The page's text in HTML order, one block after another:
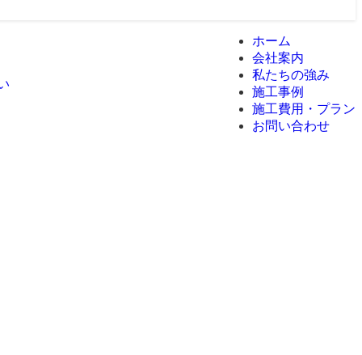
ホーム
会社案内
私たちの強み
施工事例
施工費用・プラン
お問い合わせ